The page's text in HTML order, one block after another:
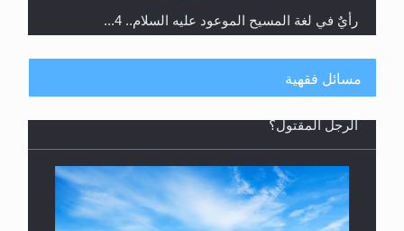
الهجرة: بحث عن الأمن والسلام في سبيل إرساء الأمن
مسائل فقهية